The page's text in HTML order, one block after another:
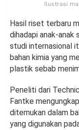
Ilustrasi
Hasil riset terbaru
dihadapi anak-anak
studi internasional
bahan kimia yang
plastik sebab
Peneliti dari
Fantke
ditemukan dalam
yang digunakan